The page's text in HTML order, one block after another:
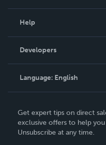
Podcast
Help
Order Lookup
Knowledge Base
Contact Support
Developers
Language: English
Deutsch
Français
Get expert tips on direct
exclusive offers to help you
Unsubscribe at any time.